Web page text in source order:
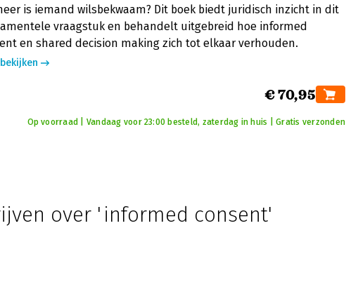
is iemand wilsbekwaam? Dit boek biedt juridisch inzicht in dit
vraagstuk en behandelt uitgebreid hoe informed
en shared decision making zich tot elkaar verhouden.
€ 70,95
Op voorraad | Vandaag voor 23:00 besteld, zaterdag in huis | Gratis verzonden
over 'informed consent'